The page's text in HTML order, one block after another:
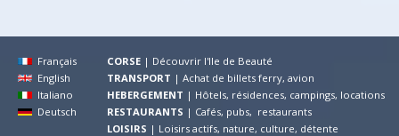
Français
English
Italiano
Deutsch
CORSE | Découvrir l'Ile de Beauté
TRANSPORT | Achat de billets ferry, avion
HEBERGEMENT | Hôtels, résidences, campings, locations
RESTAURANTS | Cafés, pubs, restaurants
LOISIRS | Loisirs actifs, nature, culture, détente